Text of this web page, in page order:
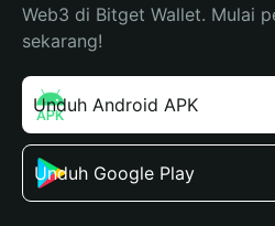
Web3 di Bitget Wallet. Mulai
sekarang!
Unduh Android APK
Unduh Google Play